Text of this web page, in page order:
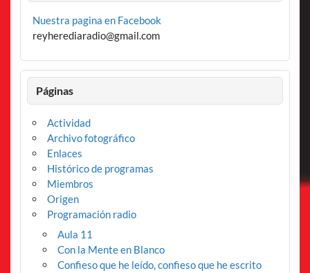
Nuestra pagina en Facebook
reyherediaradio@gmail.com
Páginas
Actividad
Archivo fotográfico
Enlaces
Histórico de programas
Miembros
Origen
Programación radio
Aula 11
Con la Mente en Blanco
Confieso que he leído, confieso que he escrito